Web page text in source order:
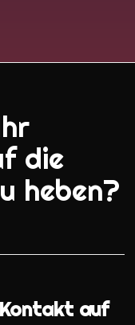
die
heben?
Kontakt auf